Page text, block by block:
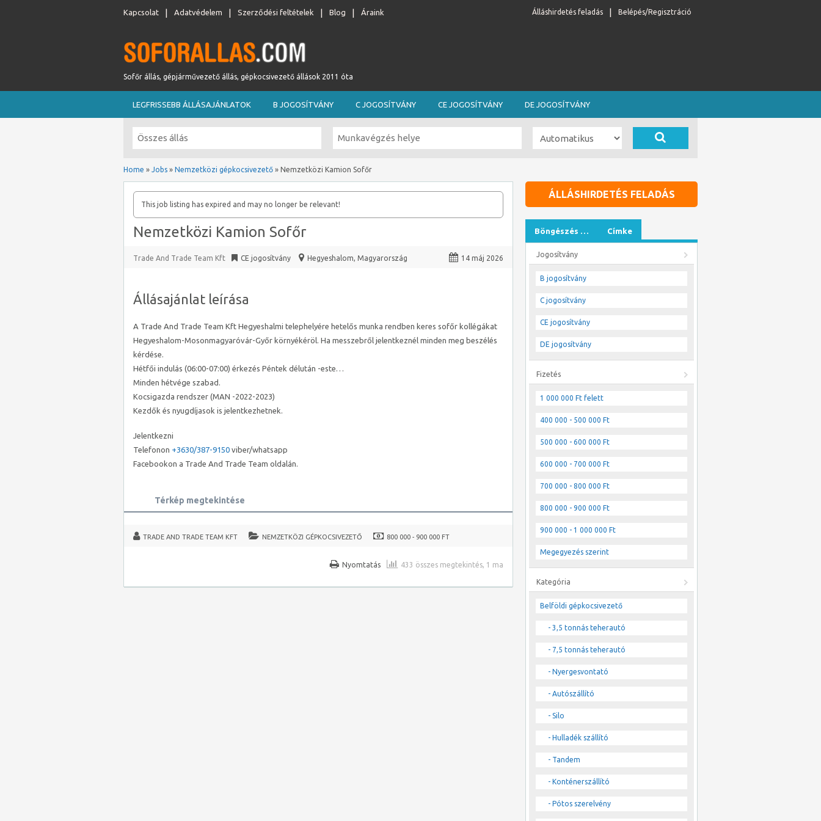
Kapcsolat Adatvédelem Szerződési feltételek Blog Áraink Belépés/Regisztráció
Álláshirdetés feladás
Sofőr állás, gépjárművezető állás, gépkocsivezető állások 2011 óta
LEGFRISSEBB ÁLLÁSAJÁNLATOK B JOGOSÍTVÁNY C JOGOSÍTVÁNY CE JOGOSÍTVÁNY DE JOGOSÍTVÁNY
Home » Jobs » Nemzetközi gépkocsivezető » Nemzetközi Kamion Sofőr
This job listing has expired and may no longer be relevant!
Nemzetközi Kamion Sofőr
Trade And Trade Team Kft CE jogosítvány Hegyeshalom, Magyarország 14 máj 2026
Állásajánlat leírása
A Trade And Trade Team Kft Hegyeshalmi telephelyére hetelős munka rendben keres sofőr kollégákat
Hegyeshalom-Mosonmagyaróvár-Győr környékéröl. Ha messzebről jelentkeznél minden meg beszélés
kérdése.
Hétfői indulás (06:00-07:00) érkezés Péntek délután -este…
Minden hétvége szabad.
Kocsigazda rendszer (MAN -2022-2023)
Kezdők és nyugdíjasok is jelentkezhetnek.
Jelentkezni
Telefonon +3630/387-9150 viber/whatsapp
Facebookon a Trade And Trade Team oldalán.
Térkép megtekintése
TRADE AND TRADE TEAM KFT NEMZETKÖZI GÉPKOCSIVEZETŐ 800 000 - 900 000 FT
433 összes megtekintés, 1 ma
Nyomtatás
ÁLLÁSHIRDETÉS FELADÁS
Böngészés … Címke
Jogosítvány
B jogosítvány
C jogosítvány
CE jogosítvány
DE jogosítvány
Fizetés
1 000 000 Ft felett
400 000 - 500 000 Ft
500 000 - 600 000 Ft
600 000 - 700 000 Ft
700 000 - 800 000 Ft
800 000 - 900 000 Ft
900 000 - 1 000 000 Ft
Megegyezés szerint
Kategória
Belföldi gépkocsivezető
- 3,5 tonnás teherautó
- 7,5 tonnás teherautó
- Nyergesvontató
- Autószállító
- Silo
- Hulladék szállító
- Tandem
- Konténerszállító
- Pótos szerelvény